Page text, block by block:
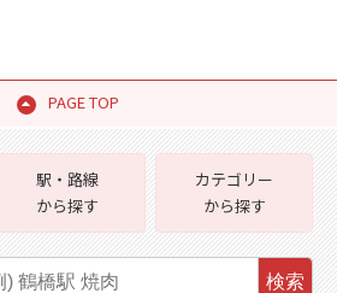
PAGE TOP
駅・路線
から探す
カテゴリー
から探す
検索